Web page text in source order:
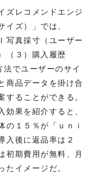
ズレコメンドエンジ
イズ）」では、
写真採寸（ユーザー
（３）購入履歴
法でユーザーのサイ
商品データを掛け合
することができる。
果を紹介すると、
の１５％が「ｕｎｉ
入後に返品率は２
初期費用が無料、月
たイメージだ。